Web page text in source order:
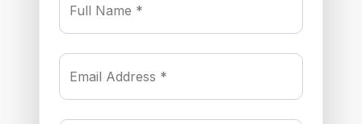
Full Name *
Email Address *